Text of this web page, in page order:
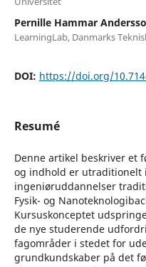
Pernille Hammar
LearningLab, Danmarks
DOI: https://doi.org/
Resumé
Denne artikel beskriver et
og indhold er utraditionelt
ingeniøruddannelser
Fysik- og
Kursuskonceptet
de nye studerende
fagområder i stedet for
grundkundskaber på det